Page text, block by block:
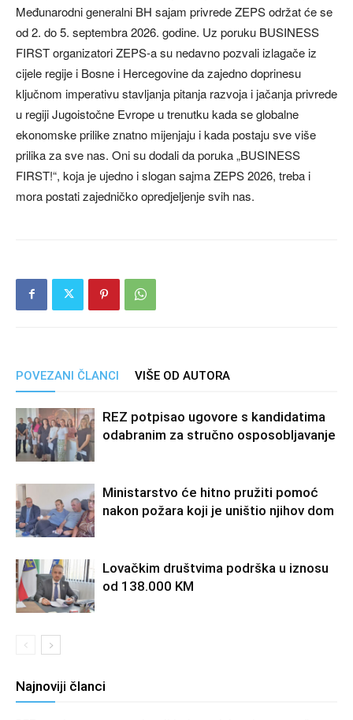
Međunarodni generalni BH sajam privrede ZEPS održat će se
od 2. do 5. septembra 2026. godine. Uz poruku BUSINESS
FIRST organizatori ZEPS-a su nedavno pozvali izlagače iz
cijele regije i Bosne i Hercegovine da zajedno doprinesu
ključnom imperativu stavljanja pitanja razvoja i jačanja privrede
u regiji Jugoistočne Evrope u trenutku kada se globalne
ekonomske prilike znatno mijenjaju i kada postaju sve više
prilika za sve nas. Oni su dodali da poruka „BUSINESS
FIRST!“, koja je ujedno i slogan sajma ZEPS 2026, treba i
mora postati zajedničko opredjeljenje svih nas.
POVEZANI ČLANCI VIŠE OD AUTORA
REZ potpisao ugovore s kandidatima
odabranim za stručno osposobljavanje
Ministarstvo će hitno pružiti pomoć
nakon požara koji je uništio njihov dom
Lovačkim društvima podrška u iznosu
od 138.000 KM
Najnoviji članci